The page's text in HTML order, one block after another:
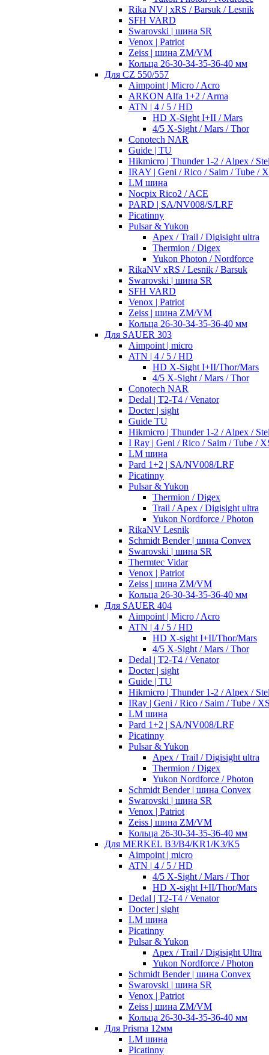
Rika NV | xRS / Barsuk / Lesnik
SFH VARD
Swarovski | шина SR
Venox | Patriot
Zeiss | шина ZM/VM
Кольца 26-30-34-35-36-40 мм
Для CZ 550/557
Aimpoint | Micro / Acro
ARKON Alfa 1+2 / Arma
ATN | 4 / 5 / HD
HD X-Sight I+II / Mars
4/5 X-Sight / Mars / Thor
Conotech NAR
Guide | TU
Hikmicro | Thunder 1-2 / Alpex /
IRAY | Geni / Rico / Saim / Tube /
LM шина
Nocpix Rico2 / ACE
PARD | SA/NV008/S/LRF
Picatinny
Pulsar & Yukon
Apex / Trail / Digisight ultra
Thermion / Digex
Yukon Photon / Nordforce
RikaNV xRS / Lesnik / Barsuk
Swarovski | шина SR
SFH VARD
Venox | Patriot
Zeiss | шина ZM/VM
Кольца 26-30-34-35-36-40 мм
Для SAUER 303
Aimpoint | micro
ATN | 4 / 5 / HD
HD X-Sight I+II/Thor/Mars
4/5 X-Sight / Mars / Thor
Conotech NAR
Dedal | T2-T4 / Venator
Docter | sight
Guide TU
Hikmicro | Thunder 1-2 / Alpex /
I Ray | Geni / Rico / Saim / Tube /
LM шина
Pard 1+2 | SA/NV008/LRF
Picatinny
Pulsar & Yukon
Thermion / Digex
Trail / Apex / Digisight ultra
Yukon Nordforce / Photon
RikaNV Lesnik
Schmidt Bender | шина Convex
Swarovski | шина SR
Thermtec Vidar
Venox | Patriot
Zeiss | шина ZM/VM
Кольца 26-30-34-35-36-40 мм
Для SAUER 404
Aimpoint | Micro / Acro
ATN | 4 / 5 / HD
HD X-sight I+II/Thor/Mars
4/5 X-Sight / Mars / Thor
Dedal | T2-T4 / Venator
Docter | sight
Guide | TU
Hikmicro | Thunder 1-2 / Alpex /
IRay | Geni / Rico / Saim / Tube /
LM шина
Pard 1+2 | SA/NV008/LRF
Picatinny
Pulsar & Yukon
Apex / Trail / Digisight ultra
Thermion / Digex
Yukon Nordforce / Photon
Schmidt Bender | шина Convex
Swarovski | шина SR
Venox | Patriot
Zeiss | шина ZM/VM
Кольца 26-30-34-35-36-40 мм
Для MERKEL B3/B4/KR1/K3/K5
Aimpoint | micro
ATN | 4 / 5 / HD
4/5 X-Sight / Mars / Thor
HD X-sight I+II/Thor/Mars
Dedal | T2-T4 / Venator
Docter | sight
LM шина
Picatinny
Pulsar & Yukon
Apex / Trail / Digisight Ultra
Yukon Nordforce / Photon
Schmidt Bender | шина Convex
Swarovski | шина SR
Venox | Patriot
Zeiss | шина ZM/VM
Кольца 26-30-34-35-36-40 мм
Для Prisma 12мм
LM шина
Picatinny